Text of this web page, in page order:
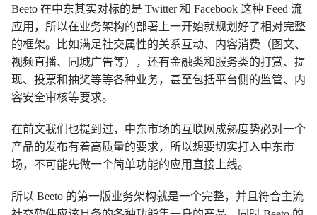
Beeto 在中东其实对标的是 Twitter 和 Facebook 这种 Feed 流
应用，所以在业务架构的部署上一开始就规划好了相对完整
的框架。比如满足社交属性的关系互动、内容消费（图文、
视频直播、同城广告等），还有金融类和服务类的打赏、提
现、投票和抽奖等等各种业务，甚至包括平台侧的监管、内
容安全审核等要求。
在前文我们也提到过，中东市场的互联网成熟度势必对一个
产品的发布有着高质量的要求，所以想要切实打入中东市
场，不可能先做一个简单功能的应用直接上线。
所以 Beeto 的第一版业务架构就是一个完整，并且符合主流